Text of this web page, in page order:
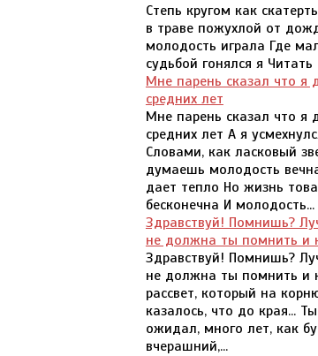
Степь кругом как
в траве пожухлой от
молодость играла Где
судьбой гонялся я Читать
Мне парень сказал что я
средних лет
Мне парень сказал что я
средних лет А я
Словами, как ласковый
думаешь молодость
дает тепло Но жизнь
бесконечна И молодость...
Здравствуй! Помнишь?
не должна ты помнить и
Здравствуй! Помнишь?
не должна ты помнить и
рассвет, который на
казалось, что до края...
ожидал, много лет, как
вчерашний,...